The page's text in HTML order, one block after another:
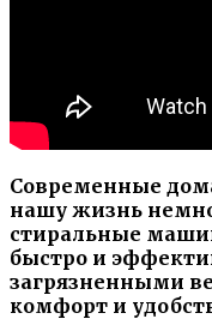
Современные
нашу жизнь
стиральные
быстро и
загрязненными
комфорт и